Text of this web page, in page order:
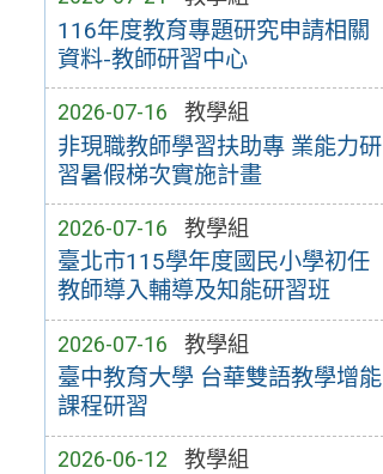
116年度教育專題研究申請相關
資料-教師研習中心
2026-07-16 教學組
非現職教師學習扶助專 業能力研
習暑假梯次實施計畫
2026-07-16 教學組
臺北市115學年度國民小學初任
教師導入輔導及知能研習班
2026-07-16 教學組
臺中教育大學 台華雙語教學增能
課程研習
2026-06-12 教學組